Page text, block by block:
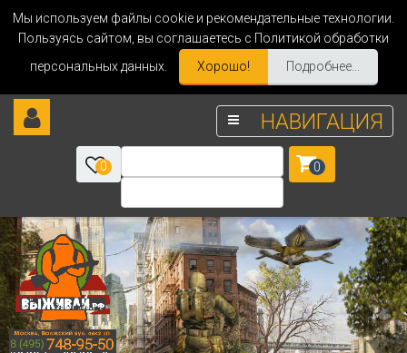
Мы используем файлы cookie и рекомендательные технологии.
Пользуясь сайтом, вы соглашаетесь с Политикой обработки
персональных данных.
Хорошо! Подробнее...
НАВИГАЦИЯ
0 0